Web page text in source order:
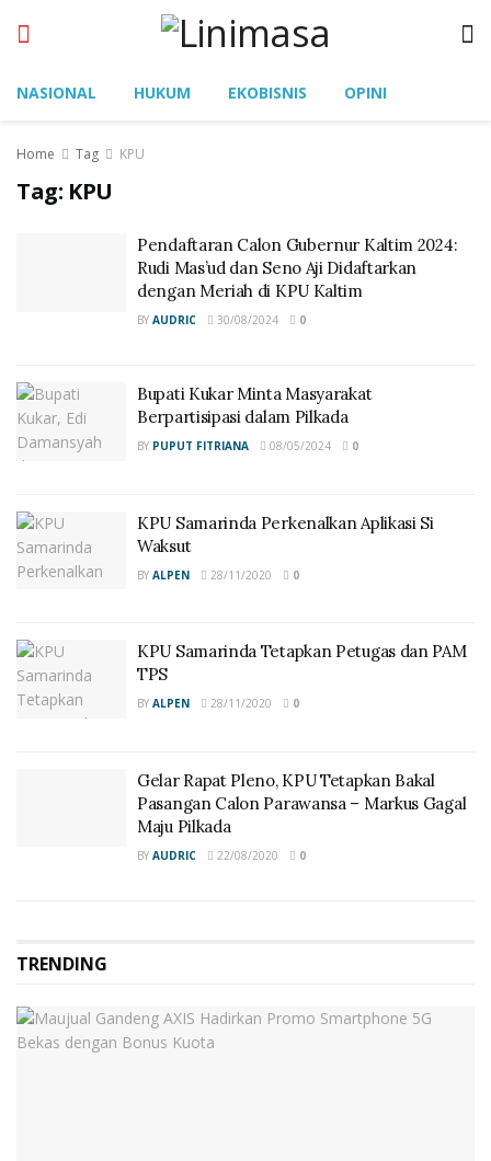
NASIONAL HUKUM EKOBISNIS OPINI
Home Tag KPU
Tag: KPU
Pendaftaran Calon Gubernur Kaltim 2024:
Rudi Mas’ud dan Seno Aji Didaftarkan
dengan Meriah di KPU Kaltim
BY AUDRIC 30/08/2024 0
Bupati Kukar Minta Masyarakat
Berpartisipasi dalam Pilkada
BY PUPUT FITRIANA 08/05/2024 0
KPU Samarinda Perkenalkan Aplikasi Si
Waksut
BY ALPEN 28/11/2020 0
KPU Samarinda Tetapkan Petugas dan PAM
TPS
BY ALPEN 28/11/2020 0
Gelar Rapat Pleno, KPU Tetapkan Bakal
Pasangan Calon Parawansa – Markus Gagal
Maju Pilkada
BY AUDRIC 22/08/2020 0
TRENDING